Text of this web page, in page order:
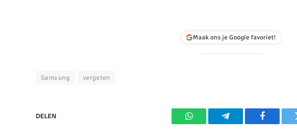
Maak ons je Google favoriet!
Samsung vergeten
DELEN
WhatsAppTelegram Facebook